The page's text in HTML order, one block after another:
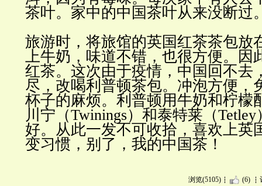
茶叶。家中的中国茶叶从来没断过
旅游时，将旅馆的英国红茶茶包放
上牛奶，味道不错，也很方便。因
红茶。这次由于疫情，中国回不去
尽，改喝利普顿茶包。冲泡方便，
杯子的麻烦。利普顿用牛奶和柠檬
川宁（Twinings）和泰特莱（
好。从此一发不可收拾，喜欢上英
变习惯，别了，我的中国茶！
浏览(5105) (6)